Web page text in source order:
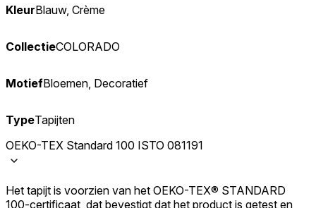
KleurBlauw, Crème
CollectieCOLORADO
MotiefBloemen, Decoratief
TypeTapijten
OEKO-TEX Standard 100 ISTO 081191
Het tapijt is voorzien van het OEKO-TEX® STANDARD
100-certificaat, dat bevestigt dat het product is getest en